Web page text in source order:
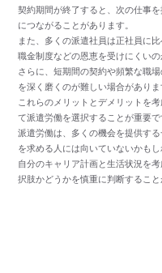
契約期間が終了すると、次の仕事
につながることがあります。
また、多くの派遣社員は正社員に
職金制度などの恩恵を受けにくいの
さらに、短期間の契約や頻繁な職
を深く磨くのが難しい場合がありま
これらのメリットとデメリットを
て派遣労働を選択することが重要で
派遣労働は、多くの機会を提供す
を求める人には向いていないかもし
自分のキャリア計画と生活状況を
択肢かどうかを慎重に判断すること